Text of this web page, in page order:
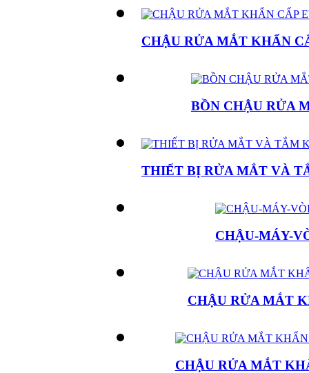
CHẬU RỬA MẮT KHẨN
BỒN CHẬU RỬA
THIẾT BỊ RỬA MẮT VÀ
CHẬU-MÁY-
CHẬU RỬA MẮT
CHẬU RỬA MẮT